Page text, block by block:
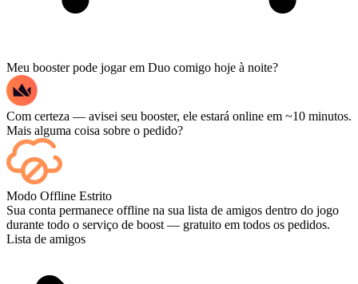
Meu booster pode jogar em Duo comigo hoje à noite?
Com certeza — avisei seu booster, ele estará online em ~10 minutos.
Mais alguma coisa sobre o pedido?
Sim — cada partida aparece no seu painel assim que termina, e se
você quiser assistir aos jogos, adicione Streaming no checkout.
Modo Offline Estrito
Sua conta permanece offline na sua lista de amigos dentro do jogo
durante todo o serviço de boost — gratuito em todos os pedidos.
Lista de amigos